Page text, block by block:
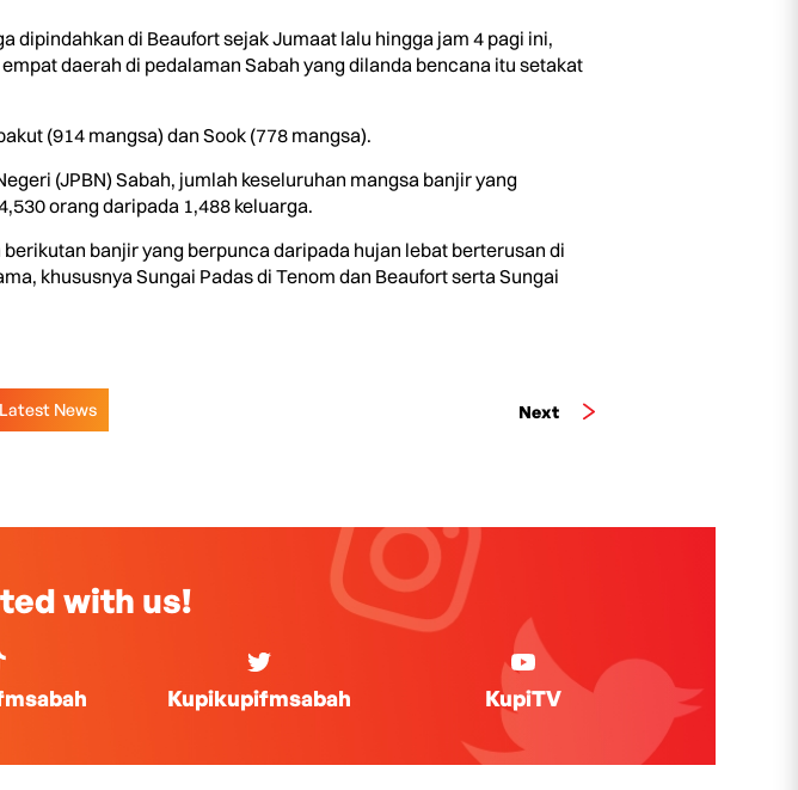
dipindahkan di Beaufort sejak Jumaat lalu hingga jam 4 pagi ini,
daerah di pedalaman Sabah yang dilanda bencana itu setakat
(914 mangsa) dan Sook (778 mangsa).
(JPBN) Sabah, jumlah keseluruhan mangsa banjir yang
orang daripada 1,488 keluarga.
banjir yang berpunca daripada hujan lebat berterusan di
khususnya Sungai Padas di Tenom dan Beaufort serta Sungai
Next
News
with us!
Kupikupifmsabah KupiTV